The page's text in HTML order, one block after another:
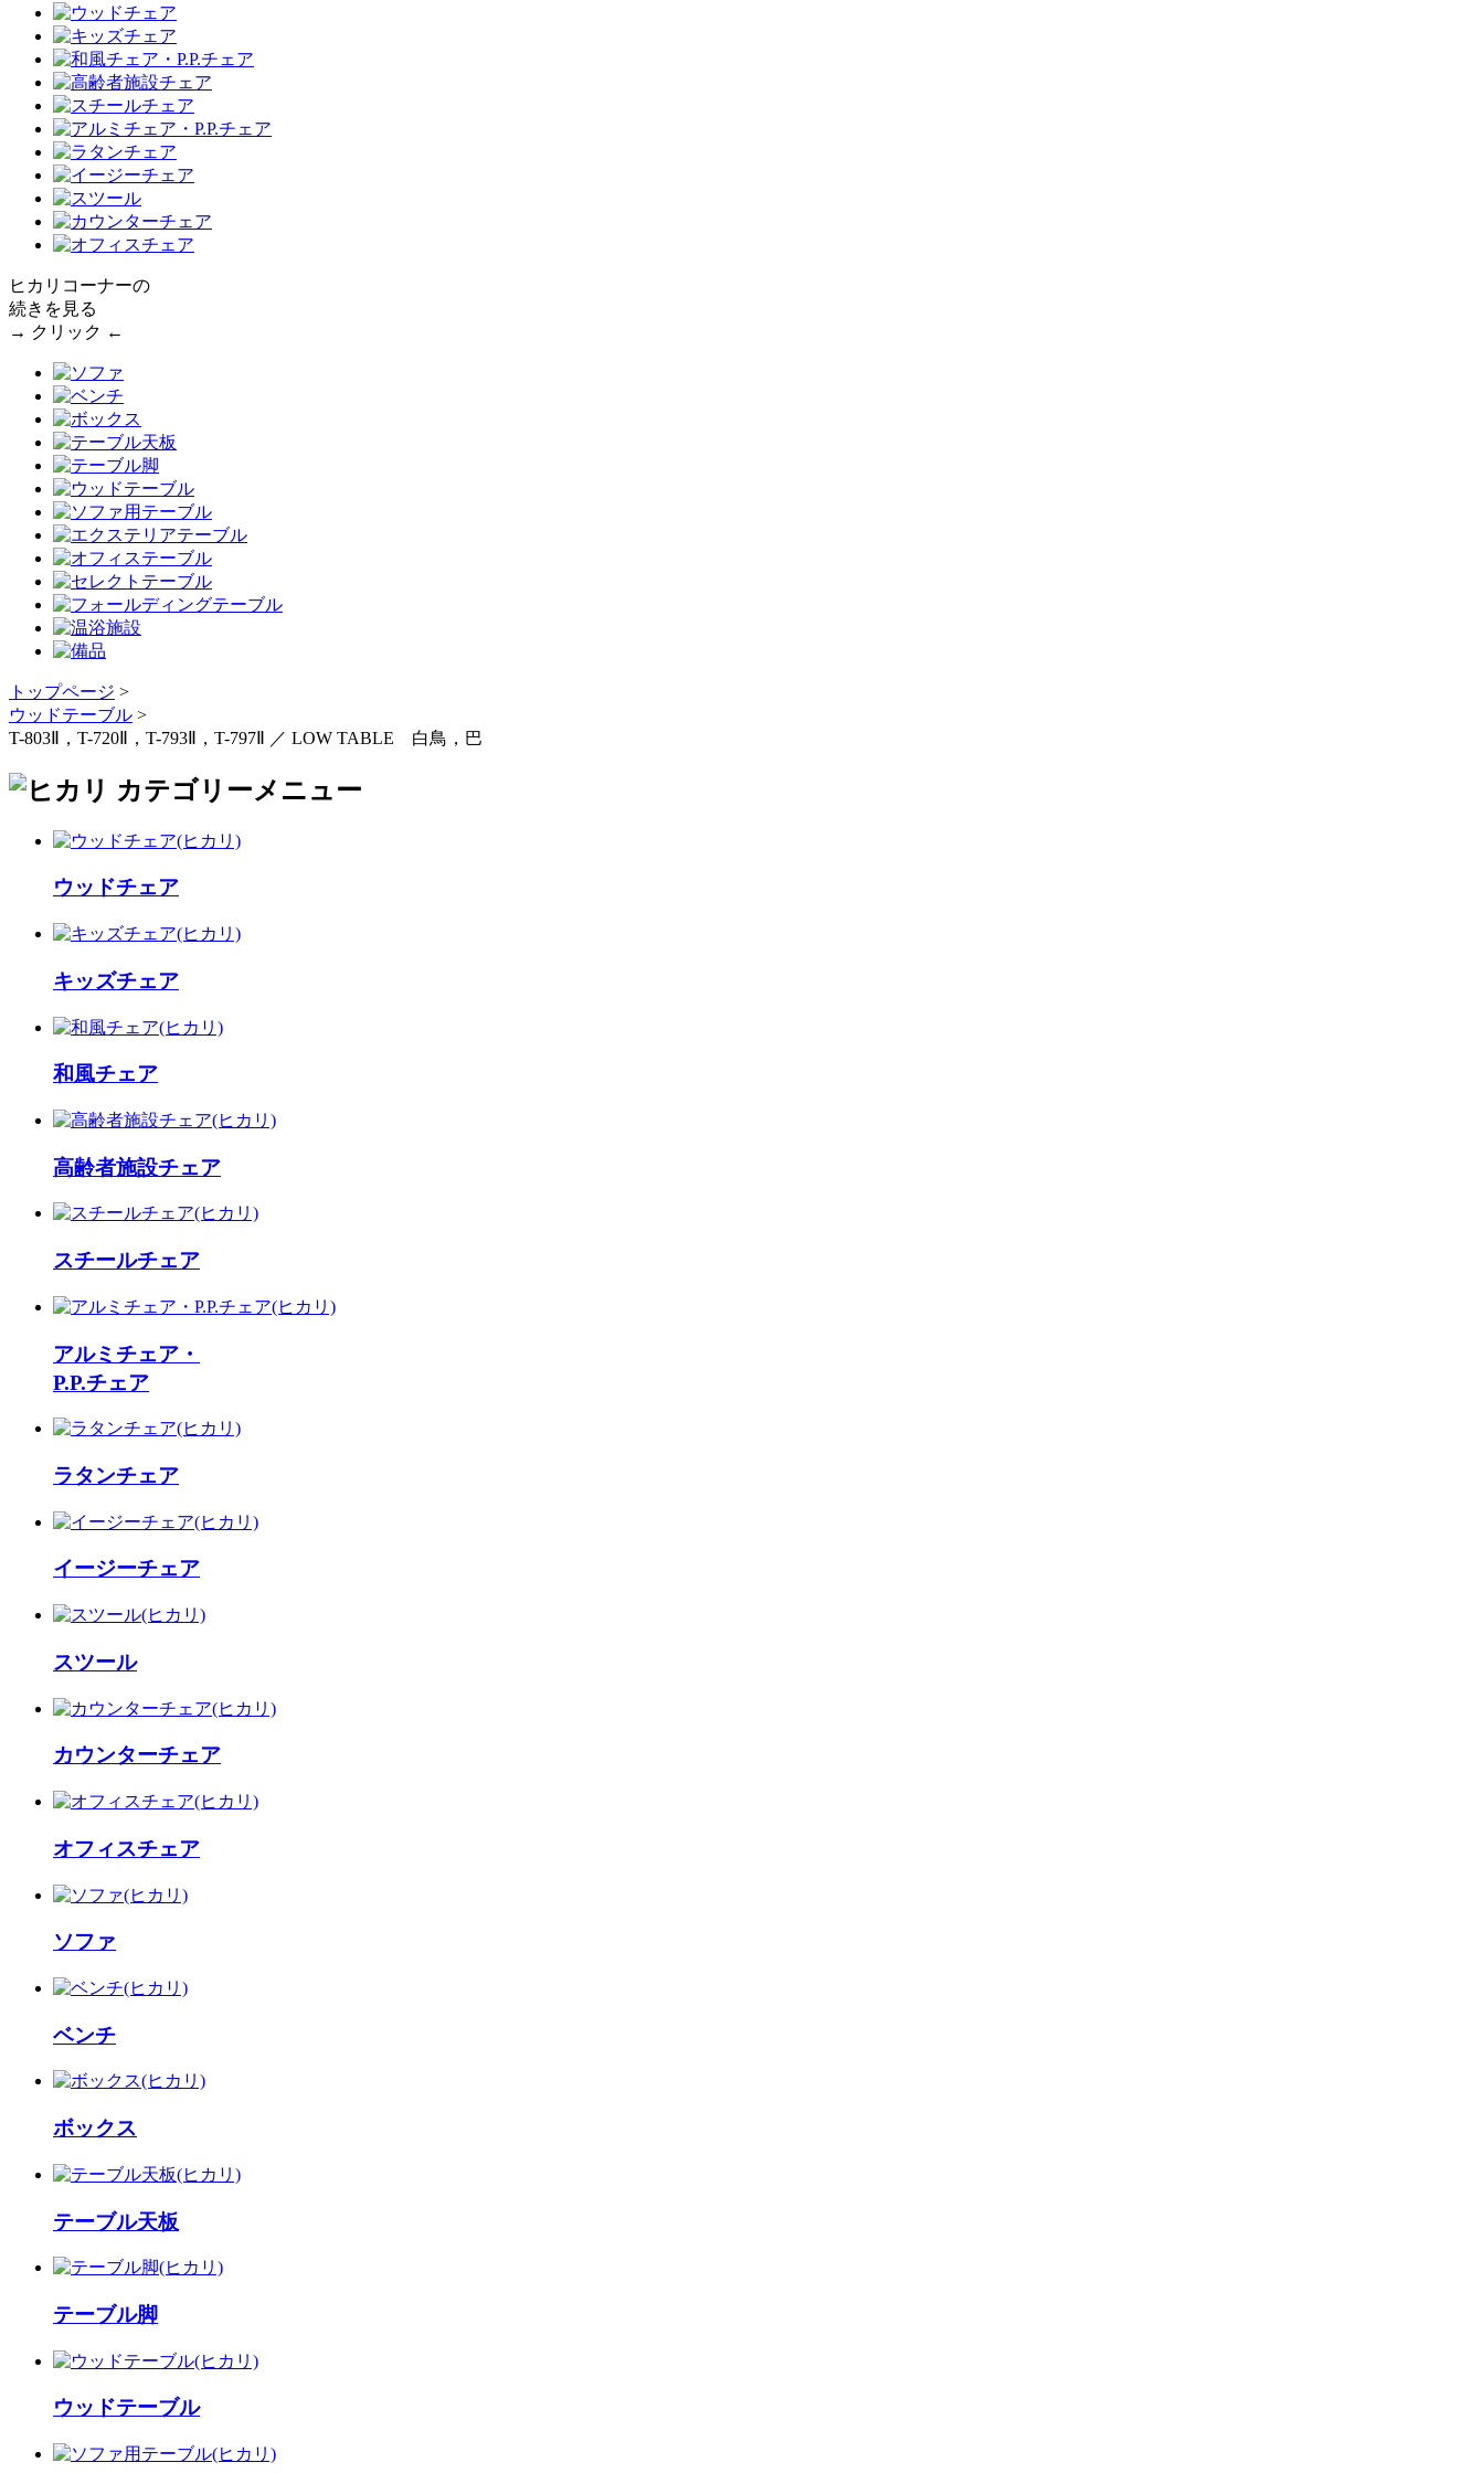
ヒカリコーナーの
続きを見る
→ クリック ←
トップページ >
ウッドテーブル >
T-803Ⅱ，T-720Ⅱ，T-793Ⅱ，T-797Ⅱ ／ LOW TABLE 白鳥，巴
ウッドチェア
キッズチェア
和風チェア
高齢者施設チェア
スチールチェア
アルミチェア・
P.P.チェア
ラタンチェア
イージーチェア
スツール
カウンターチェア
オフィスチェア
ソファ
ベンチ
ボックス
テーブル天板
テーブル脚
ウッドテーブル